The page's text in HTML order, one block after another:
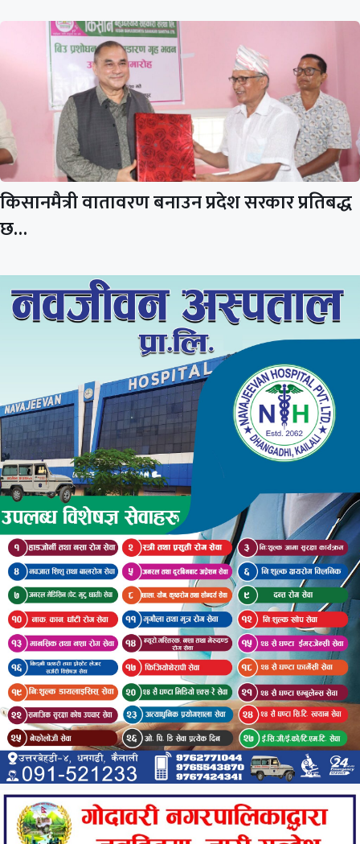
किसानमैत्री वातावरण बनाउन प्रदेश सरकार प्रतिबद्ध
छ…